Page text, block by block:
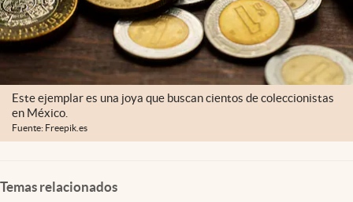
Este ejemplar es una joya que buscan cientos de coleccionistas
en México.
Fuente: Freepik.es
Temas relacionados